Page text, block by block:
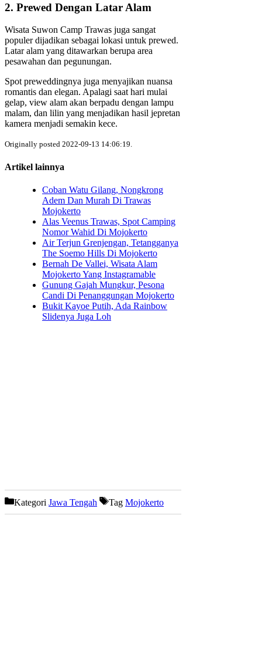
2. Prewed Dengan Latar Alam
Wisata Suwon Camp Trawas juga sangat
populer dijadikan sebagai lokasi untuk prewed.
Latar alam yang ditawarkan berupa area
pesawahan dan pegunungan.
Spot preweddingnya juga menyajikan nuansa
romantis dan elegan. Apalagi saat hari mulai
gelap, view alam akan berpadu dengan lampu
malam, dan lilin yang menjadikan hasil jepretan
kamera menjadi semakin kece.
Originally posted 2022-09-13 14:06:19.
Artikel lainnya
Coban Watu Gilang, Nongkrong
Adem Dan Murah Di Trawas
Mojokerto
Alas Veenus Trawas, Spot Camping
Nomor Wahid Di Mojokerto
Air Terjun Grenjengan, Tetangganya
The Soemo Hills Di Mojokerto
Bernah De Vallei, Wisata Alam
Mojokerto Yang Instagramable
Gunung Gajah Mungkur, Pesona
Candi Di Penanggungan Mojokerto
Bukit Kayoe Putih, Ada Rainbow
Slidenya Juga Loh
Kategori Jawa Tengah Tag Mojokerto